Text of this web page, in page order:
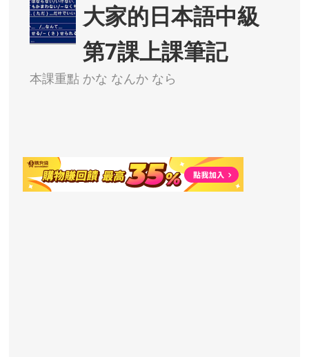
大家的日本語中級
第7課上課筆記
本課重點 かな なんか なら